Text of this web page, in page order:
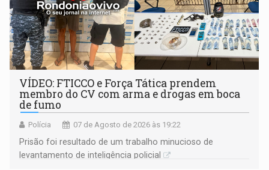
VÍDEO: FTICCO e Força Tática prendem
membro do CV com arma e drogas em boca
de fumo
Polícia 07 de Agosto de 2026 às 19:22
Prisão foi resultado de um trabalho minucioso de
levantamento de inteligência policial